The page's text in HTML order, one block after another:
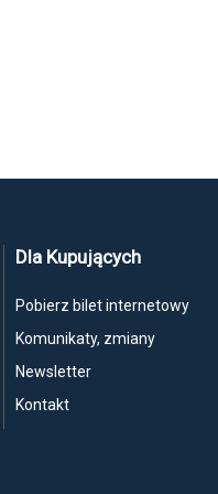
Dla Kupujących
Pobierz bilet internetowy
Komunikaty, zmiany
Newsletter
Kontakt